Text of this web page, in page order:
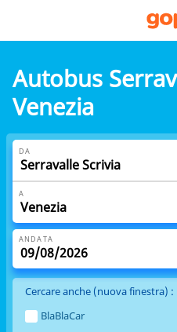
Autobus
Venezia
DA
A
ANDATA
Cercare anche (nuova finestra) :
BlaBlaCar